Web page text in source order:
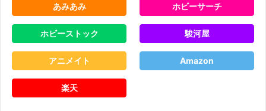
あみあみ ホビーサーチ
ホビーストック 駿河屋
アニメイト Amazon
楽天